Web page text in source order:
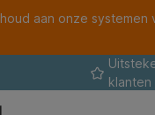
aan onze
klanten